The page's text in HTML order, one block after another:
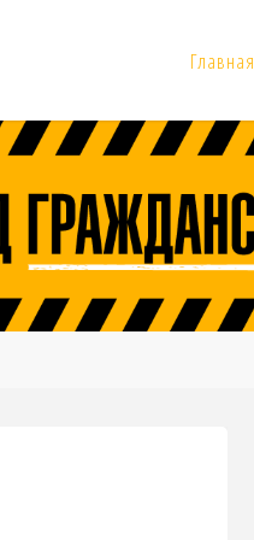
Главная